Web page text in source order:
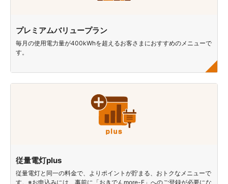
プレミアムバリュープラン
毎月の使用電力量が400kWhを超えるお客さまにおすすめのメニューで
す。
従量電灯plus
従量電灯と同一の料金で、よりポイントが貯まる、おトクなメニューで
す。※お申込みには、事前に「おきでんmore-E」へのご登録が必要にな